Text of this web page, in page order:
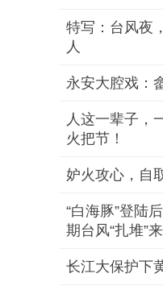
特写：台风夜
人
永安大腔戏：
人这一辈子，
火把节！
妒火攻心，自
“白海豚”登陆
期台风“扎堆”
长江大保护下